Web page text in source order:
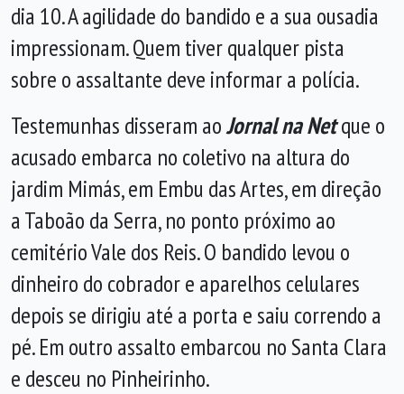
dia 10. A agilidade do bandido e a sua ousadia
impressionam. Quem tiver qualquer pista
sobre o assaltante deve informar a polícia.
Testemunhas disseram aoJornal na Netque o
acusado embarca no coletivo na altura do
jardim Mimás, em Embu das Artes, em direção
a Taboão da Serra, no ponto próximo ao
cemitério Vale dos Reis. O bandido levou o
dinheiro do cobrador e aparelhos celulares
depois se dirigiu até a porta e saiu correndo a
pé. Em outro assalto embarcou no Santa Clara
e desceu no Pinheirinho.